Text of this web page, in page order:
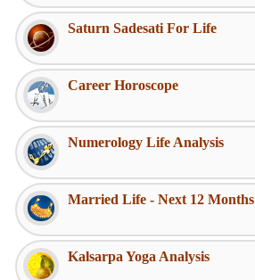
Saturn Sadesati For Life
Career Horoscope
Numerology Life Analysis
Married Life - Next 12 Months
Kalsarpa Yoga Analysis